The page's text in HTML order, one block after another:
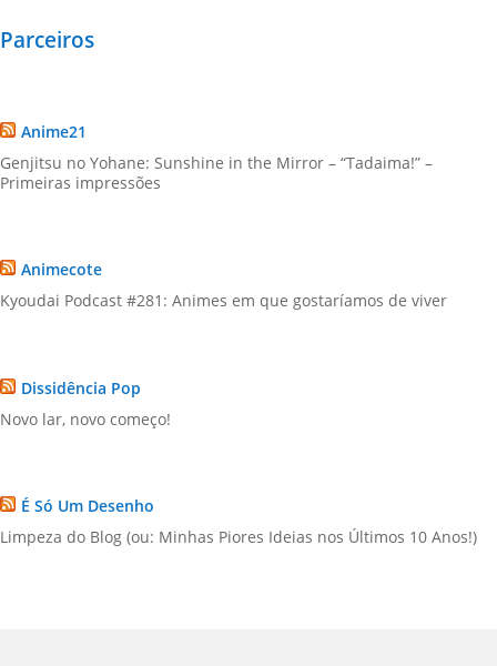
Parceiros
Anime21
Genjitsu no Yohane: Sunshine in the Mirror – “Tadaima!” –
Primeiras impressões
Animecote
Kyoudai Podcast #281: Animes em que gostaríamos de viver
Dissidência Pop
Novo lar, novo começo!
É Só Um Desenho
Limpeza do Blog (ou: Minhas Piores Ideias nos Últimos 10 Anos!)